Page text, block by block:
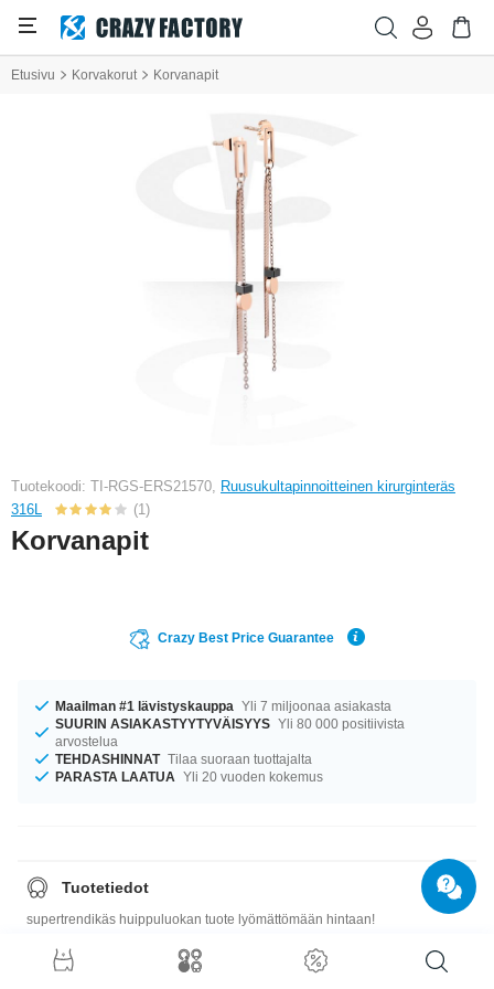
Etusivu Korvakorut Korvanapit
Tuotekoodi: TI-RGS-ERS21570, Ruusukultapinnoitteinen kirurginteräs
316L
(1)
Korvanapit
Crazy Best Price Guarantee
Maailman #1 lävistyskauppa Yli 7 miljoonaa asiakasta
SUURIN ASIAKASTYYTYVÄISYYS Yli 80 000 positiivista
arvostelua
TEHDASHINNAT Tilaa suoraan tuottajalta
PARASTA LAATUA Yli 20 vuoden kokemus
Tuotetiedot
supertrendikäs huippuluokan tuote lyömättömään hintaan!
Koko-opas